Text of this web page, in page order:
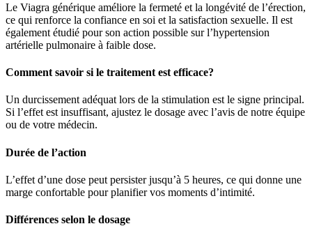
Le Viagra générique améliore la fermeté et la longévité de l’érection,
ce qui renforce la confiance en soi et la satisfaction sexuelle. Il est
également étudié pour son action possible sur l’hypertension
artérielle pulmonaire à faible dose.
Comment savoir si le traitement est efficace?
Un durcissement adéquat lors de la stimulation est le signe principal.
Si l’effet est insuffisant, ajustez le dosage avec l’avis de notre équipe
ou de votre médecin.
Durée de l’action
L’effet d’une dose peut persister jusqu’à 5 heures, ce qui donne une
marge confortable pour planifier vos moments d’intimité.
Différences selon le dosage